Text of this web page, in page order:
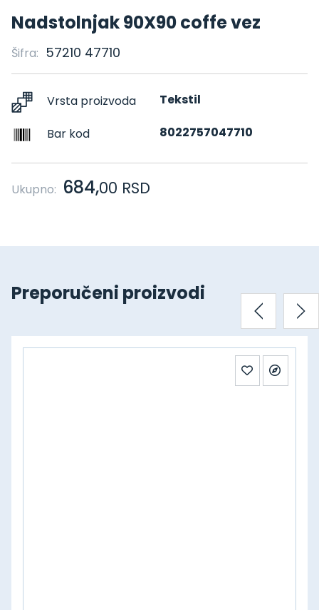
Nadstolnjak 90X90 coffe vez
Šifra: 57210 47710
Vrsta proizvoda Tekstil
Bar kod 8022757047710
Ukupno: 684,00 RSD
Preporučeni proizvodi